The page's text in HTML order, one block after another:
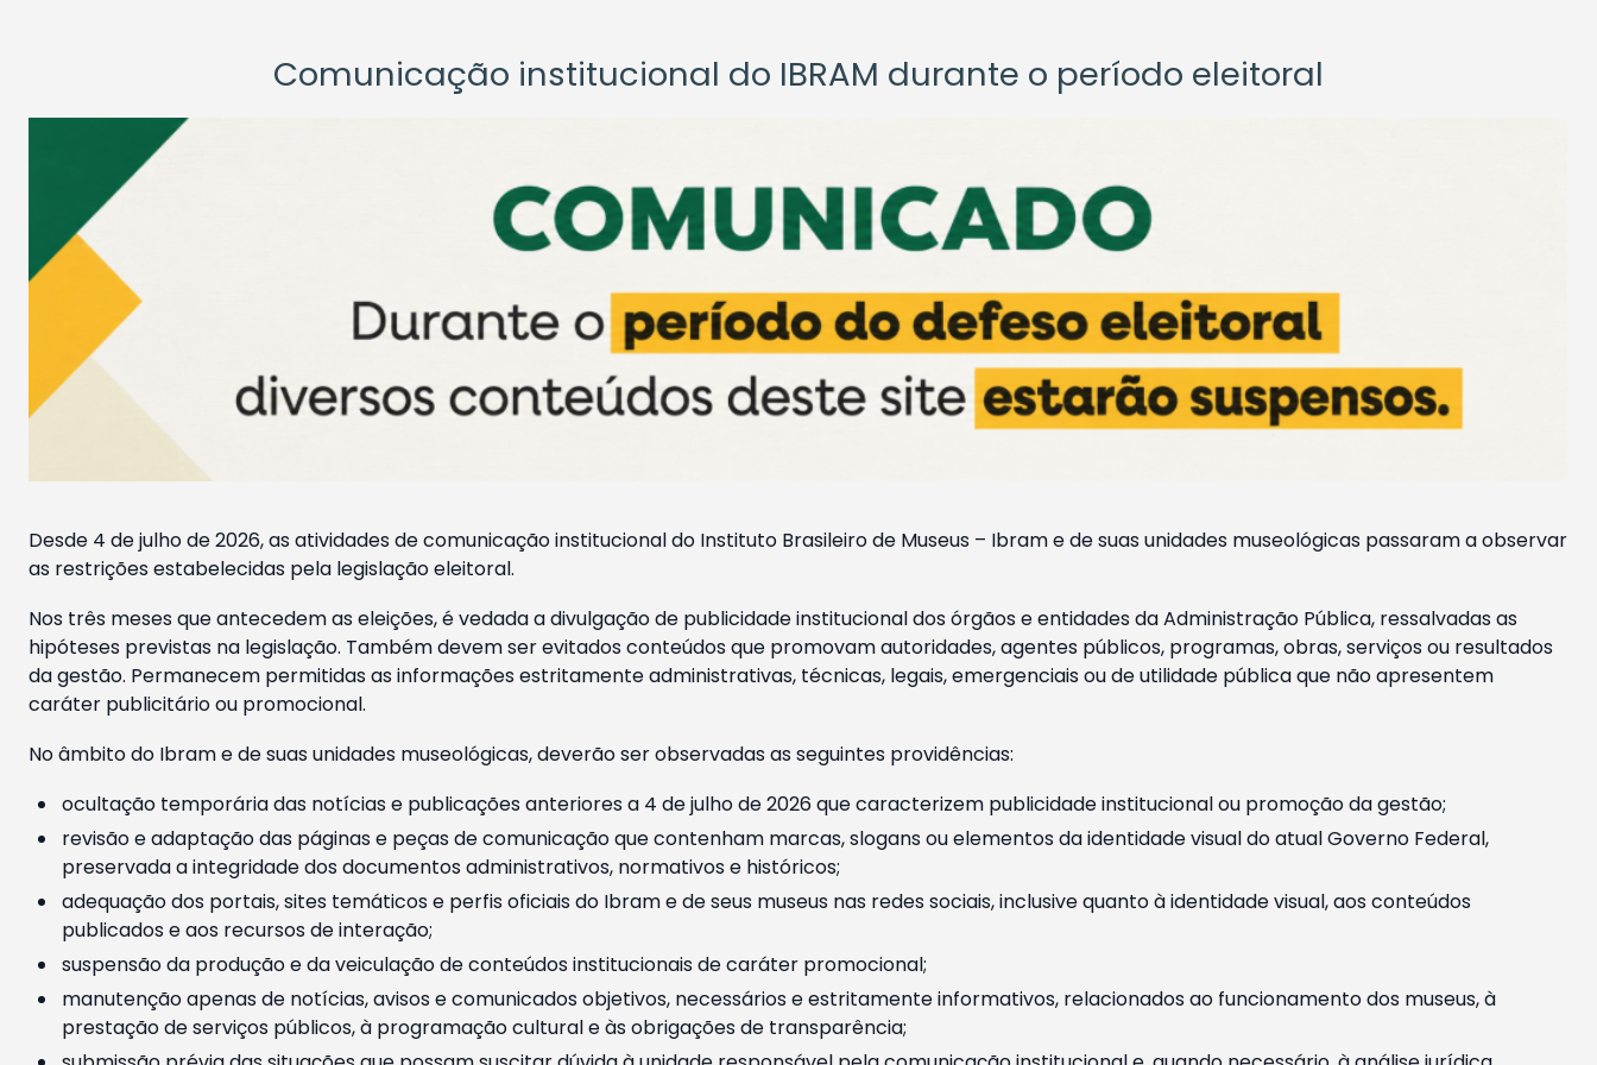
Comunicação institucional do IBRAM durante o período eleitoral
Desde 4 de julho de 2026, as atividades de comunicação institucional do Instituto Brasileiro de Museus – Ibram e de suas unidades museológicas passaram a observar
as restrições estabelecidas pela legislação eleitoral.
Nos três meses que antecedem as eleições, é vedada a divulgação de publicidade institucional dos órgãos e entidades da Administração Pública, ressalvadas as
hipóteses previstas na legislação. Também devem ser evitados conteúdos que promovam autoridades, agentes públicos, programas, obras, serviços ou resultados
da gestão. Permanecem permitidas as informações estritamente administrativas, técnicas, legais, emergenciais ou de utilidade pública que não apresentem
caráter publicitário ou promocional.
No âmbito do Ibram e de suas unidades museológicas, deverão ser observadas as seguintes providências:
ocultação temporária das notícias e publicações anteriores a 4 de julho de 2026 que caracterizem publicidade institucional ou promoção da gestão;
revisão e adaptação das páginas e peças de comunicação que contenham marcas, slogans ou elementos da identidade visual do atual Governo Federal,
preservada a integridade dos documentos administrativos, normativos e históricos;
adequação dos portais, sites temáticos e perfis oficiais do Ibram e de seus museus nas redes sociais, inclusive quanto à identidade visual, aos conteúdos
publicados e aos recursos de interação;
suspensão da produção e da veiculação de conteúdos institucionais de caráter promocional;
manutenção apenas de notícias, avisos e comunicados objetivos, necessários e estritamente informativos, relacionados ao funcionamento dos museus, à
prestação de serviços públicos, à programação cultural e às obrigações de transparência;